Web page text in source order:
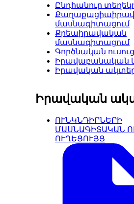
Ընդհանուր
մասնագիտացում
Քրեաիրավական
մասնագիտացում
Գործնական
Իրավաբանական
Իրավական
Իրավական
ՈՒՆԿՆԴԻՐՆԵՐԻ
ՄԱՍՆԱԳԻՏԱԿԱՆ
ՈՒՂԵՑՈՒՅՑ